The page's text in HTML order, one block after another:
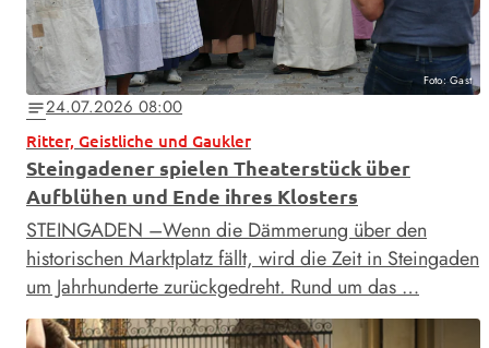
Foto: Gast
notes24.07.2026 08:00
Ritter, Geistliche und Gaukler
Steingadener spielen Theaterstück über
Aufblühen und Ende ihres Klosters
STEINGADEN –Wenn die Dämmerung über den
historischen Marktplatz fällt, wird die Zeit in Steingaden
um Jahrhunderte zurückgedreht. Rund um das …